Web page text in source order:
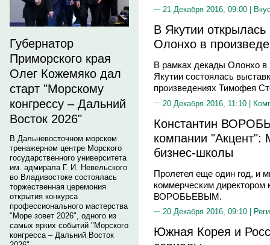
Губернатор
Приморского края
Олег Кожемяко дал
старт "Морскому
конгрессу – Дальний
Восток 2026"
В Дальневосточном морском
тренажерном центре Морского
государственного университета
им. адмирала Г. И. Невельского
во Владивостоке состоялась
торжественная церемония
открытия конкурса
профессионального мастерства
"Море зовет 2026", одного из
самых ярких событий "Морского
конгресса – Дальний Восток
21 Декабря 2016, 09:00 |
В Якутии открылась
Олонхо в
В рамках декады Олонхо в
Якутии состоялась
произведениях Тимофея
20 Декабря 2016, 11:10 |
Константин
компании "Акцент":
бизнес-школы
Пролетел еще один год, и
коммерческим директором
ВОРОБЬЕВЫМ.
20 Декабря 2016, 09:10 |
Южная Корея и